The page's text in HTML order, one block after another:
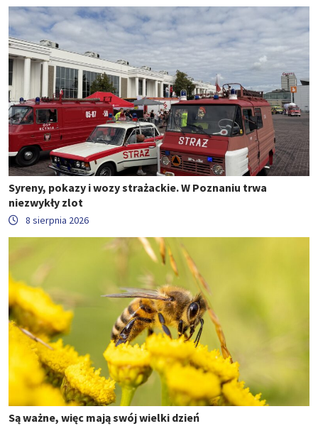
Syreny, pokazy i wozy strażackie. W Poznaniu trwa
niezwykły zlot
8 sierpnia 2026
Są ważne, więc mają swój wielki dzień